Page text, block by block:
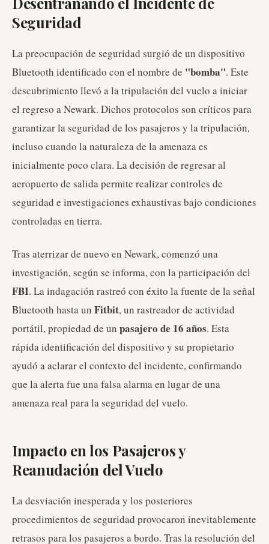
Seguridad
La preocupación de seguridad surgió de un dispositivo
Bluetooth identificado con el nombre de "bomba". Este
descubrimiento llevó a la tripulación del vuelo a iniciar
el regreso a Newark. Dichos protocolos son críticos para
garantizar la seguridad de los pasajeros y la tripulación,
incluso cuando la naturaleza de la amenaza es
inicialmente poco clara. La decisión de regresar al
aeropuerto de salida permite realizar controles de
seguridad e investigaciones exhaustivas bajo condiciones
controladas en tierra.
Tras aterrizar de nuevo en Newark, comenzó una
investigación, según se informa, con la participación del
FBI. La indagación rastreó con éxito la fuente de la señal
Bluetooth hasta un Fitbit, un rastreador de actividad
portátil, propiedad de un pasajero de 16 años. Esta
rápida identificación del dispositivo y su propietario
ayudó a aclarar el contexto del incidente, confirmando
que la alerta fue una falsa alarma en lugar de una
amenaza real para la seguridad del vuelo.
Impacto en los Pasajeros y
Reanudación del Vuelo
La desviación inesperada y los posteriores
procedimientos de seguridad provocaron inevitablemente
retrasos para los pasajeros a bordo. Tras la resolución del